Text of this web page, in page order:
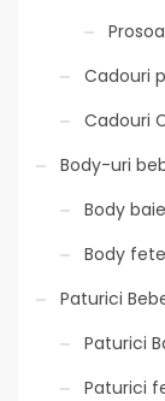
Cadouri
Cadouri
Body-uri
Body
Body fete
Paturici
Paturici
Paturici